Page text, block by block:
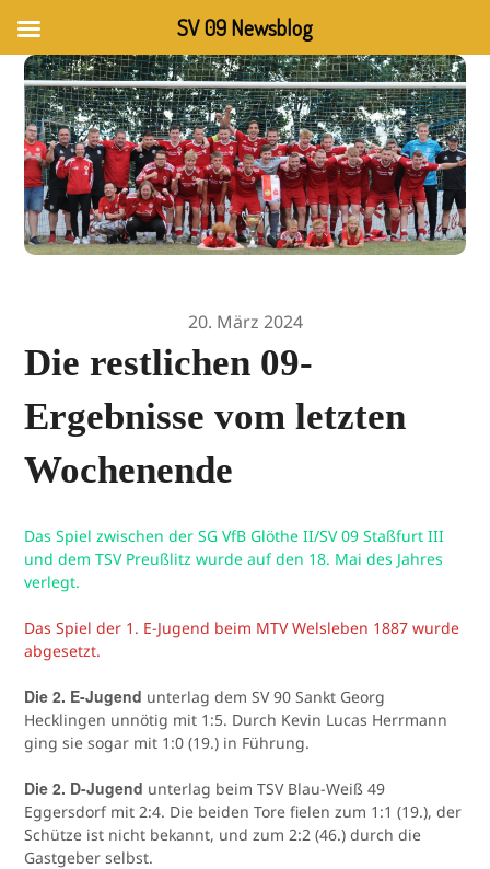
20. März 2024
Die restlichen 09-
Ergebnisse vom letzten
Wochenende
Das Spiel zwischen der SG VfB Glöthe II/SV 09 Staßfurt III
und dem TSV Preußlitz wurde auf den 18. Mai des Jahres
verlegt.
Das Spiel der 1. E-Jugend beim MTV Welsleben 1887 wurde
abgesetzt.
Die 2. E-Jugend unterlag dem SV 90 Sankt Georg
Hecklingen unnötig mit 1:5. Durch Kevin Lucas Herrmann
ging sie sogar mit 1:0 (19.) in Führung.
Die 2. D-Jugend unterlag beim TSV Blau-Weiß 49
Eggersdorf mit 2:4. Die beiden Tore fielen zum 1:1 (19.), der
Schütze ist nicht bekannt, und zum 2:2 (46.) durch die
Gastgeber selbst.
SV 09 Newsblog